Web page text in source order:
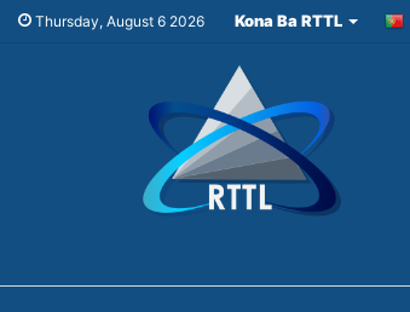
Thursday, August 6 2026 Kona Ba RTTL